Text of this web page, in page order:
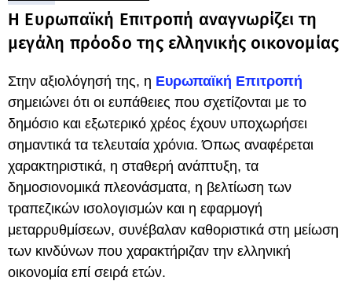
Η Ευρωπαϊκή Επιτροπή αναγνωρίζει τη
μεγάλη πρόοδο της ελληνικής οικονομίας
Στην αξιολόγησή της, η Ευρωπαϊκή Επιτροπή
σημειώνει ότι οι ευπάθειες που σχετίζονται με το
δημόσιο και εξωτερικό χρέος έχουν υποχωρήσει
σημαντικά τα τελευταία χρόνια. Όπως αναφέρεται
χαρακτηριστικά, η σταθερή ανάπτυξη, τα
δημοσιονομικά πλεονάσματα, η βελτίωση των
τραπεζικών ισολογισμών και η εφαρμογή
μεταρρυθμίσεων, συνέβαλαν καθοριστικά στη μείωση
των κινδύνων που χαρακτήριζαν την ελληνική
οικονομία επί σειρά ετών.